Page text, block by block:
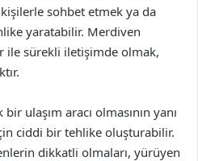
sohbet etmek ya da
yaratabilir. Merdiven
ile sürekli iletişimde olmak,
ulaşım aracı olmasının yanı
ciddi bir tehlike oluşturabilir.
dikkatli olmaları, yürüyen